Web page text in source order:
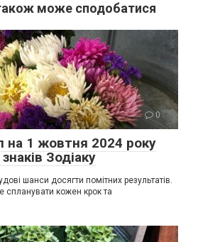
може сподобатися
0
на 1 жовтня 2024 року
Зодіаку
шанси досягти помітних результатів.
спланувати кожен крок та